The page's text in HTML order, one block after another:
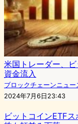
米国トレーダー、
資金流入
ブロックチェーンニュー
2024年7月6日23:43
ビットコインETF